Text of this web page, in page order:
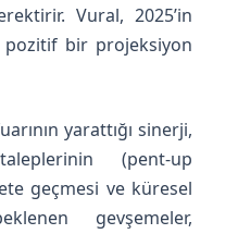
Vural, 2025’in
pozitif bir projeksiyon
yarattığı sinerji,
(pent-up
geçmesi ve küresel
gevşemeler,